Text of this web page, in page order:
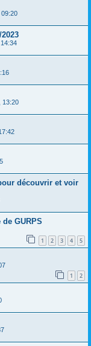
09:20
13:20
découvrir et voir
GURPS
1 2 3 4 5
1 2